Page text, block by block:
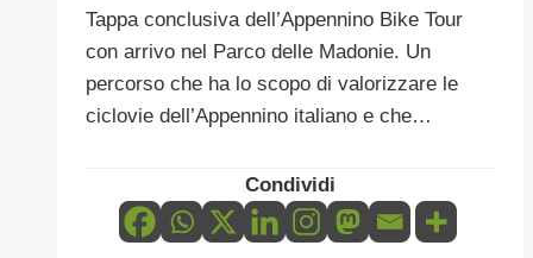
Tappa conclusiva dell’Appennino Bike Tour
con arrivo nel Parco delle Madonie. Un
percorso che ha lo scopo di valorizzare le
ciclovie dell’Appennino italiano e che…
Condividi